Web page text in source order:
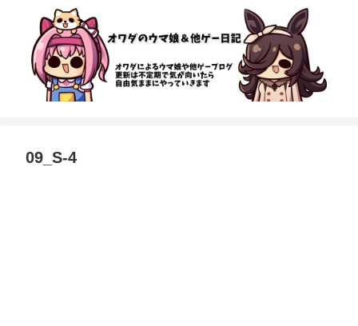
09_S-4